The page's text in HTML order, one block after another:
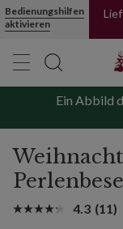
Bedienungshilfen
aktivieren
Ein Abbild
4.3 (11)
Perlen-